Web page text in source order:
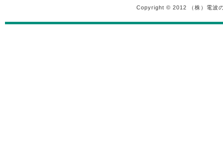
Copyright © 2012 （株）電波